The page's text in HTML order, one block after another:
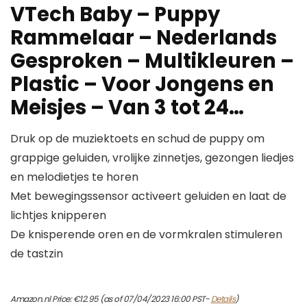
VTech Baby – Puppy
Rammelaar – Nederlands
Gesproken – Multikleuren –
Plastic – Voor Jongens en
Meisjes – Van 3 tot 24…
Druk op de muziektoets en schud de puppy om
grappige geluiden, vrolijke zinnetjes, gezongen liedjes
en melodietjes te horen
Met bewegingssensor activeert geluiden en laat de
lichtjes knipperen
De knisperende oren en de vormkralen stimuleren
de tastzin
Amazon.nl Price:€12.95(as of 07/04/2023 16:00 PST-Details)